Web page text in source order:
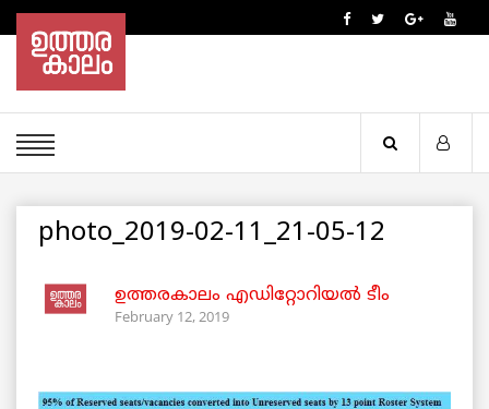
photo_2019-02-11_21-05-12
ഉത്തരകാലം എഡിറ്റോറിയല്‍ ടീം
February 12, 2019